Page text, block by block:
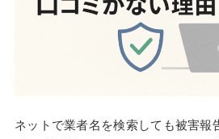
ネットで業者名を検索しても被害報